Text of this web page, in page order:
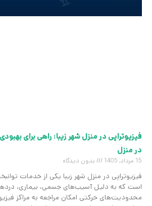
فیزیوتراپی در منزل شهر زیبا: راهی برای
در منزل
15 مرداد, 1405 بدون دیدگاه
فیزیوتراپی در منزل شهر زیبا یکی از خدمات
است که به دلیل آسیب‌های جسمی، بیماری،
محدودیت‌های حرکتی امکان مراجعه به مراکز